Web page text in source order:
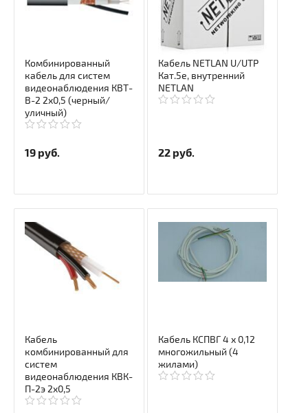
Комбинированный
кабель для систем
видеонаблюдения КВТ-
В-2 2х0,5 (черный/
уличный)
19 руб.
Кабель NETLAN U/UTP
Кат.5e, внутренний
NETLAN
22 руб.
Кабель
комбинированный для
систем
видеонаблюдения КВК-
П-2э 2х0,5
Кабель КСПВГ 4 х 0,12
многожильный (4
жилами)